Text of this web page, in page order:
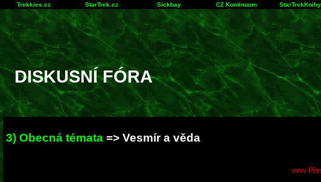
Trekkies.cz StarTrek.cz Sickbay CZ Kontinuum
DISKUSNÍ FÓRA
3) Obecná témata => Vesmír a věda
vvvv